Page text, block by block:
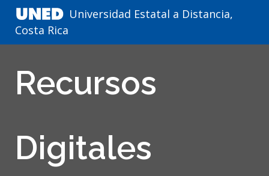
Universidad Estatal a Distancia,
Costa Rica
Recursos
Digitales